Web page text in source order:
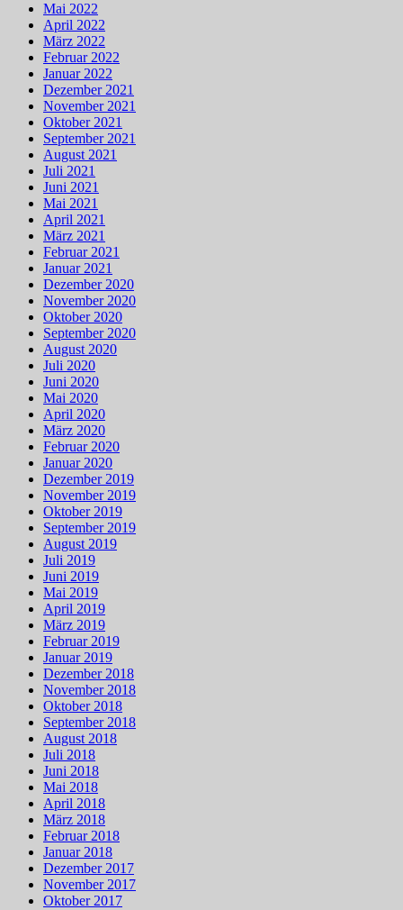
Mai 2022
April 2022
März 2022
Februar 2022
Januar 2022
Dezember 2021
November 2021
Oktober 2021
September 2021
August 2021
Juli 2021
Juni 2021
Mai 2021
April 2021
März 2021
Februar 2021
Januar 2021
Dezember 2020
November 2020
Oktober 2020
September 2020
August 2020
Juli 2020
Juni 2020
Mai 2020
April 2020
März 2020
Februar 2020
Januar 2020
Dezember 2019
November 2019
Oktober 2019
September 2019
August 2019
Juli 2019
Juni 2019
Mai 2019
April 2019
März 2019
Februar 2019
Januar 2019
Dezember 2018
November 2018
Oktober 2018
September 2018
August 2018
Juli 2018
Juni 2018
Mai 2018
April 2018
März 2018
Februar 2018
Januar 2018
Dezember 2017
November 2017
Oktober 2017